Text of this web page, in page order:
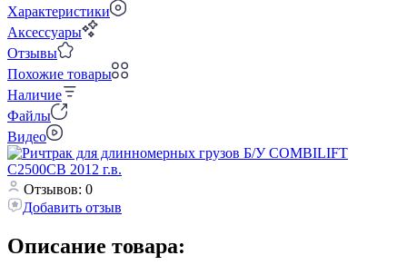
Характеристики
Аксессуары
Отзывы
Похожие товары
Наличие
Файлы
Видео
Отзывов: 0
Добавить отзыв
Описание товара: